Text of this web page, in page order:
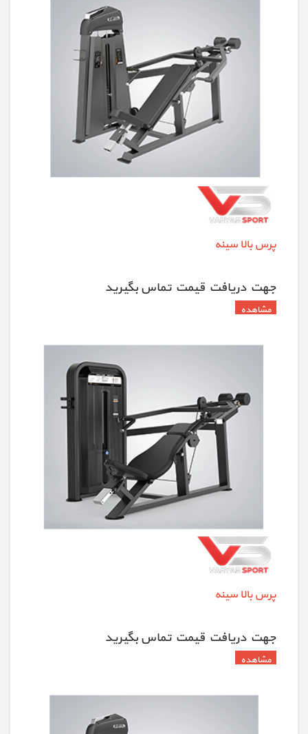
پرس بالا سینه
جهت دريافت قيمت تماس بگيريد
پرس بالا سینه
جهت دريافت قيمت تماس بگيريد